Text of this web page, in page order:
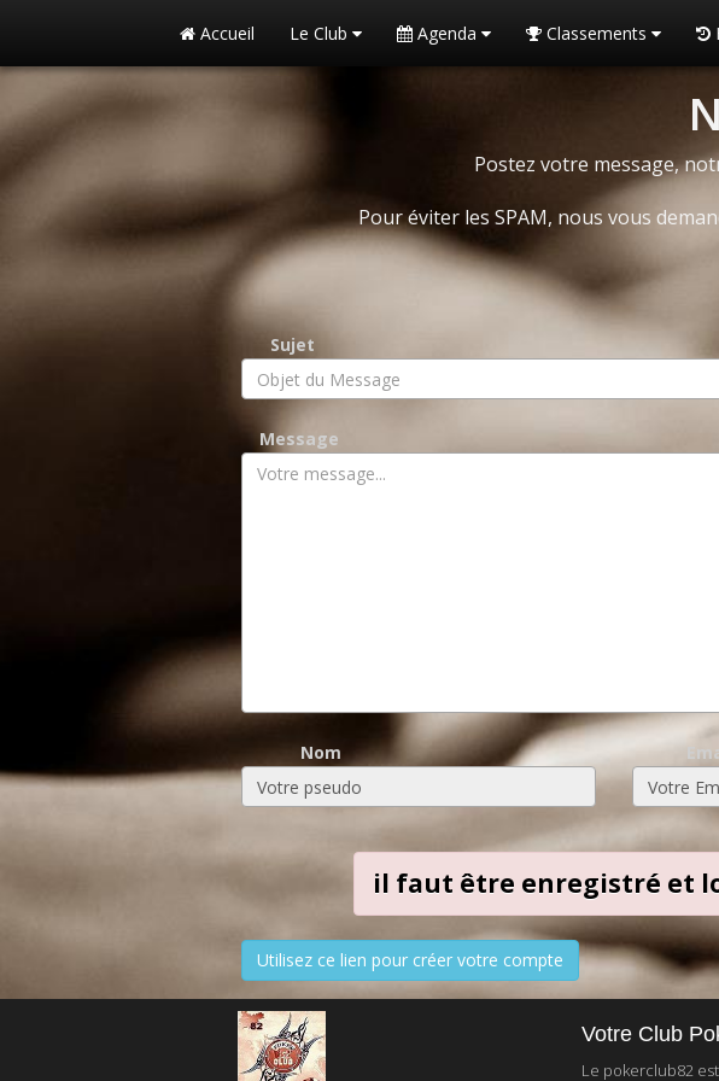
Accueil Le Club Agenda Classements
Postez votre message,
Pour éviter les SPAM, nous vous
Sujet
Message
Nom
il faut être enregistré et
Utilisez ce lien pour créer votre compte
Votre Club
Le pokerclub82